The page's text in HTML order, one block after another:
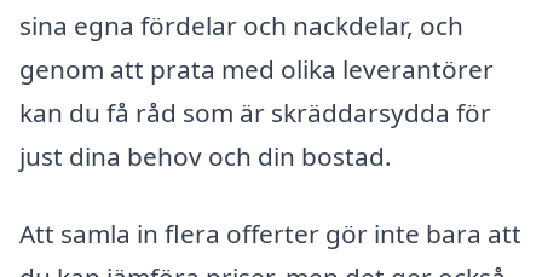
sina egna fördelar och nackdelar, och
genom att prata med olika leverantörer
kan du få råd som är skräddarsydda för
just dina behov och din bostad.
Att samla in flera offerter gör inte bara att